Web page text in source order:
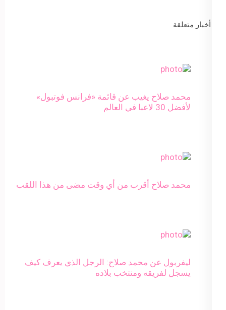
أخبار متعلقة
محمد صلاح يغيب عن قائمة «فرانس فوتبول»
لأفضل 30 لاعبا في العالم
محمد صلاح أقرب من أي وقت مضى من هذا اللقب
ليفربول عن محمد صلاح: الرجل الذي يعرف كيف
يسجل لفريقه ومنتخب بلاده